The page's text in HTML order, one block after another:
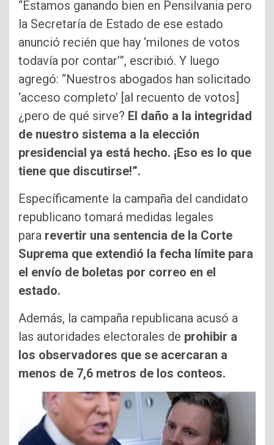
“Estamos ganando bien en Pensilvania pero
la Secretaría de Estado de ese estado
anunció recién que hay ‘milones de votos
todavía por contar’”, escribió. Y luego
agregó: “Nuestros abogados han solicitado
‘acceso completo’ [al recuento de votos]
¿pero de qué sirve? El daño a la integridad
de nuestro sistema a la elección
presidencial ya está hecho. ¡Eso es lo que
tiene que discutirse!”.
Específicamente la campaña del candidato
republicano tomará medidas legales
para revertir una sentencia de la Corte
Suprema que extendió la fecha límite para
el envío de boletas por correo en el
estado.
Además, la campaña republicana acusó a
las autoridades electorales de prohibir a
los observadores que se acercaran a
menos de 7,6 metros de los conteos.